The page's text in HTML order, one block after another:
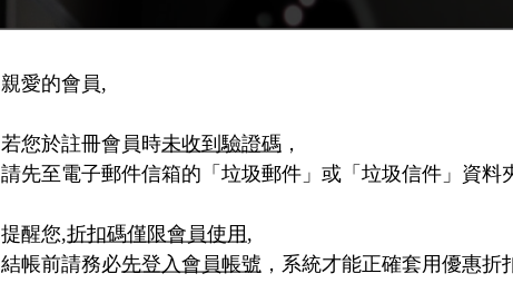
親愛的會員,
若您於註冊會員時未收到驗證碼 ，
請先至電子郵件信箱的「垃圾郵件」或「垃圾信件」資料
提醒您,折扣碼僅限會員使用 ,
結帳前請務必先登入會員帳號 ，系統才能正確套用優惠折